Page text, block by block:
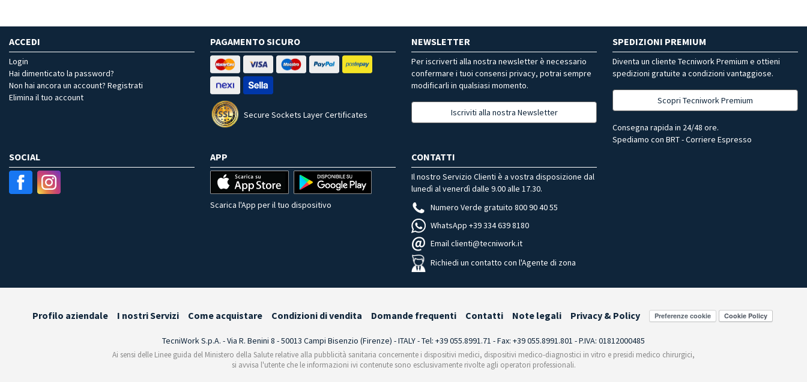
ACCEDI
Login
Hai dimenticato la password?
Non hai ancora un account? Registrati
Elimina il tuo account
PAGAMENTO SICURO
Secure Sockets Layer Certificates
NEWSLETTER
Per iscriverti alla nostra newsletter è necessario
confermare i tuoi consensi privacy, potrai sempre
modificarli in qualsiasi momento.
Iscriviti alla nostra Newsletter
SPEDIZIONI PREMIUM
Diventa un cliente Tecniwork Premium e ottieni
spedizioni gratuite a condizioni vantaggiose.
Scopri Tecniwork Premium
Consegna rapida in 24/48 ore.
Spediamo con BRT - Corriere Espresso
SOCIAL APP
Scarica l'App per il tuo dispositivo
CONTATTI
Il nostro Servizio Clienti è a vostra disposizione dal
lunedì al venerdì dalle 9.00 alle 17.30.
Numero Verde gratuito 800 90 40 55
WhatsApp +39 334 639 8180
Email clienti@tecniwork.it
Richiedi un contatto con l'Agente di zona
Profilo aziendale I nostri Servizi Come acquistare Condizioni di vendita Domande frequenti Contatti Note legali Privacy & Policy Preferenze cookie
TecniWork S.p.A. - Via R. Benini 8 - 50013 Campi Bisenzio (Firenze) - ITALY - Tel: +39 055.8991.71 - Fax: +39 055.8991.801 - P.IVA: 01812000485
Ai sensi delle Linee guida del Ministero della Salute relative alla pubblicità sanitaria concernente i dispositivi medici, dispositivi medico-diagnostici in vitro e presidi medico chirurgici,
si avvisa l'utente che le informazioni ivi contenute sono esclusivamente rivolte agli operatori professionali.